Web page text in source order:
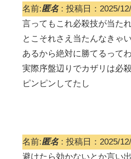
名前:匿名: 投稿日：2025/
言ってもこれ必殺技が当た
とこそれさえ当たんなきゃ
あるから絶対に勝てるって
実際序盤辺りでカザリは必
ピンピンしてたし
名前:匿名: 投稿日：2025/
避けたら効かないとか言い